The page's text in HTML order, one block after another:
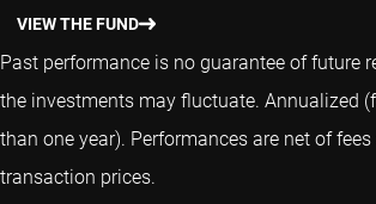
VIEW THE FUND
Past performance is no guarantee of future
the investments may fluctuate. Annualized
than one year). Performances are net of
transaction prices.